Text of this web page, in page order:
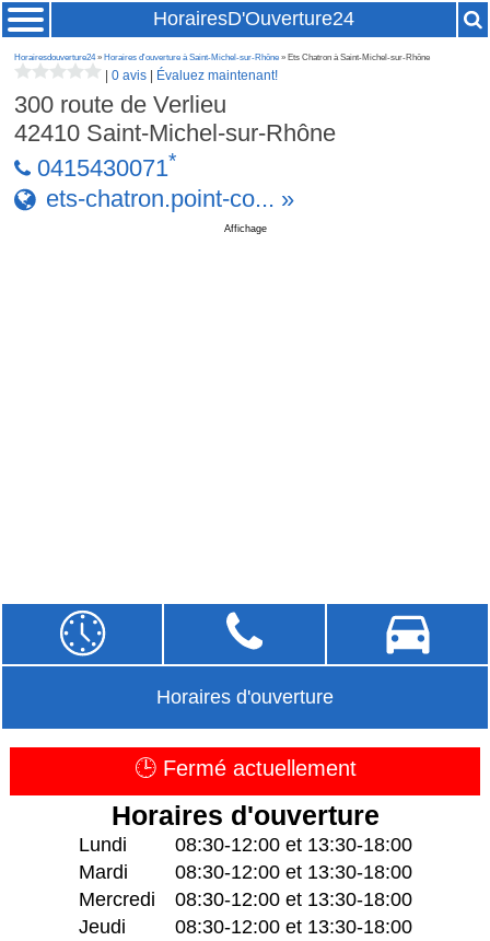
HorairesD'Ouverture24
Horairesdouverture24» Horaires d'ouverture à Saint-Michel-sur-Rhône » Ets Chatron à Saint-Michel-sur-Rhône
|0 avis Évaluez maintenant!
300 route de Verlieu
42410 Saint-Michel-sur-Rhône
0415430071*
ets-chatron.point-co... »
Affichage
Horaires d'ouverture
🕒 Fermé actuellement
Horaires d'ouverture
Lundi
08:30-12:00 et 13:30-18:00
Mardi
08:30-12:00 et 13:30-18:00
Mercredi
08:30-12:00 et 13:30-18:00
Jeudi
08:30-12:00 et 13:30-18:00